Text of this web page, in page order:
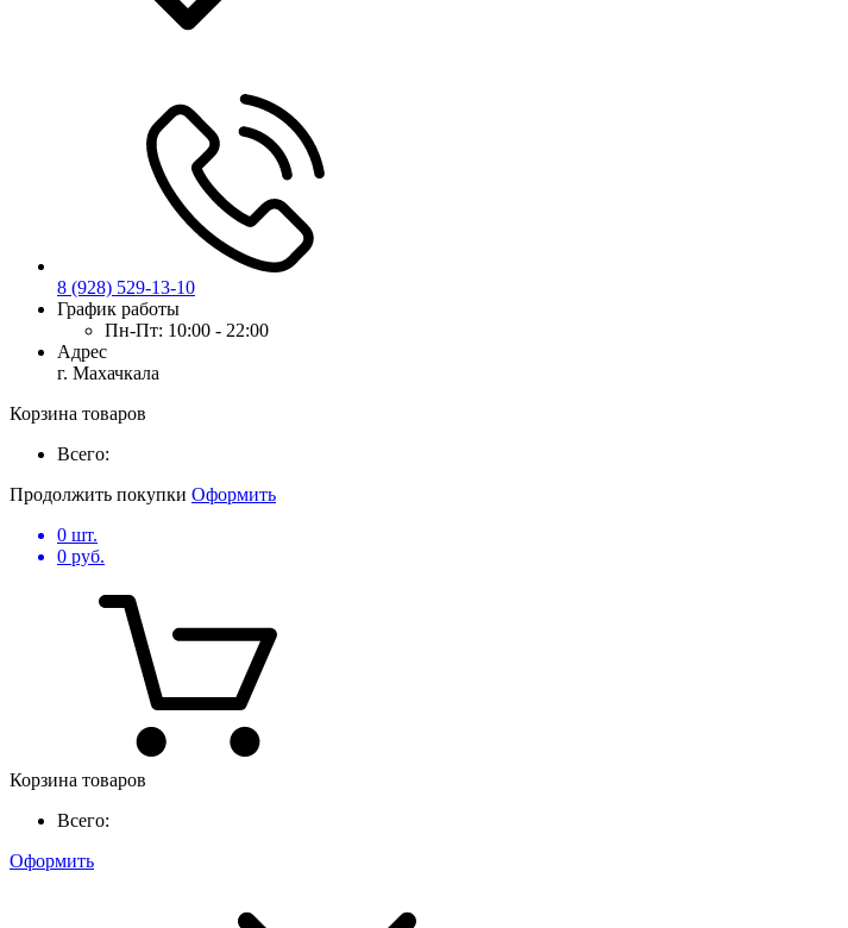
8 (928) 529-13-10
График работы
Пн-Пт: 10:00 - 22:00
Адрес
г. Махачкала
Корзина товаров
Всего:
Продолжить покупки Оформить
0 шт.
0 руб.
Корзина товаров
Всего:
Оформить